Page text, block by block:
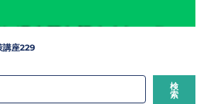
講座229
検
索